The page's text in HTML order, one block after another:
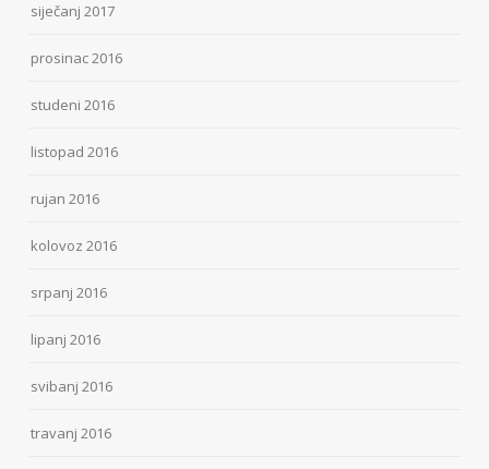
siječanj 2017
prosinac 2016
studeni 2016
listopad 2016
rujan 2016
kolovoz 2016
srpanj 2016
lipanj 2016
svibanj 2016
travanj 2016